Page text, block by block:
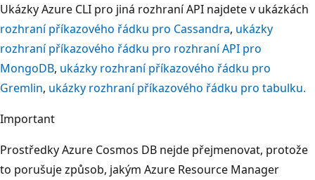
Ukázky Azure CLI pro jiná rozhraní API najdete v ukázkách
rozhraní příkazového řádku pro Cassandra, ukázky
rozhraní příkazového řádku pro rozhraní API pro
MongoDB, ukázky rozhraní příkazového řádku pro
Gremlin, ukázky rozhraní příkazového řádku pro tabulku.
Important
Prostředky Azure Cosmos DB nejde přejmenovat, protože
to porušuje způsob, jakým Azure Resource Manager